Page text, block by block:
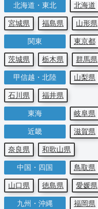
北海道・東北 北海道
宮城県
福島県
山形県
関東
東京都
茨城県
栃木県
群馬県
甲信越・北陸
山梨県
石川県
福井県
東海
岐阜県
近畿
滋賀県
奈良県
和歌山県
中国・四国
鳥取県
山口県
徳島県 愛媛県
九州・沖縄
福岡県